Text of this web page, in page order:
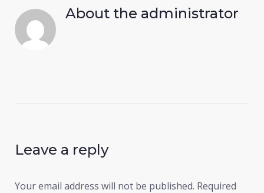
About the administrator
Leave a reply
Your email address will not be published. Required